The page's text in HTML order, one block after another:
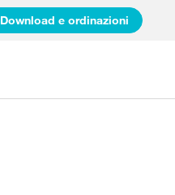
Download e ordinazioni